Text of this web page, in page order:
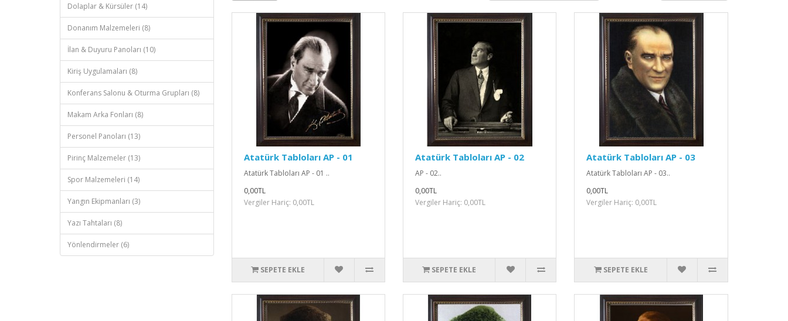
Dolaplar & Kürsüler (14)
Donanım Malzemeleri (8)
İlan & Duyuru Panoları (10)
Kiriş Uygulamaları (8)
Konferans Salonu & Oturma Grupları (8)
Makam Arka Fonları (8)
Personel Panoları (13)
Pirinç Malzemeler (13)
Spor Malzemeleri (14)
Yangın Ekipmanları (3)
Yazı Tahtaları (8)
Yönlendirmeler (6)
Atatürk Tabloları AP - 01
Atatürk Tabloları AP - 01 ..
0,00TL
Vergiler Hariç: 0,00TL
SEPETE EKLE
Atatürk Tabloları AP - 02
AP - 02..
0,00TL
Vergiler Hariç: 0,00TL
SEPETE EKLE
Atatürk Tabloları AP - 03
Atatürk Tabloları AP - 03..
0,00TL
Vergiler Hariç: 0,00TL
SEPETE EKLE